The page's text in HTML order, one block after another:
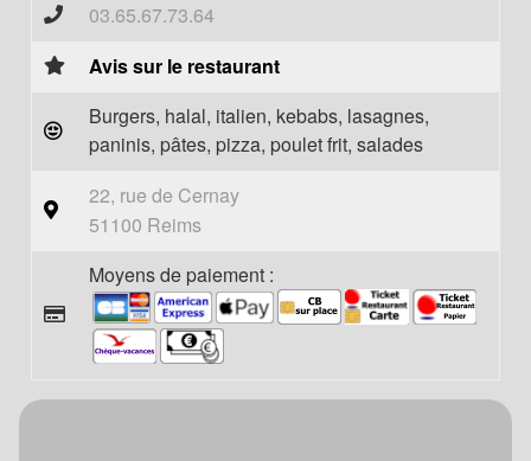
03.65.67.73.64
Avis sur le restaurant
Burgers, halal, italien, kebabs, lasagnes,
paninis, pâtes, pizza, poulet frit, salades
22, rue de Cernay
51100 Reims
Moyens de paiement :